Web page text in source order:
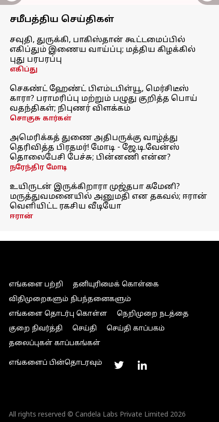
சமீபத்திய செய்திகள்
சவுதி, துருக்கி, பாகிஸ்தான் கூட்டமைப்பில்
எகிப்தும் இணைய வாய்ப்பு; மத்திய கிழக்கில்
புது பரபரப்பு
எகிப்து
செகண்ட் ஹேண்ட் பிஎம்டபிள்யூ, மெர்சிடீஸ்
காரா? பராமரிப்பு மற்றும் பழுது குறித்த பொய்
வதந்திகள்; நிபுணர் விளக்கம்
சொகுசு கார்கள்
அமெரிக்கத் துணை அதிபருக்கு வாழ்த்து
தெரிவித்த பிரதமர்! மோடி - ஜே.டி.வேன்ஸ்
தொலைபேசி பேச்சு; பின்னணி என்ன?
நரேந்திர மோடி
உயிருடன் இருக்கிறாரா முஜ்தபா கமேனி?
மருத்துவமனையில் அனுமதி என தகவல்; ஈரான்
வெளியிட்ட ரகசிய வீடியோ
ஈரான்
எங்களை பற்றி
தனியுரிமைக் கொள்கை
விதிமுறைகளும் நிபந்தனைகளும்
எங்களை தொடர்பு கொள்ள
நெறிமுறை நடத்தை
குறை நிவர்த்தி
செய்தி
செய்தி காப்பகம்
தலைப்புகள் காப்பகங்கள்
எங்களைப் பின்தொடரவும்
All rights reserved © Candela Labs Private Limited 2026